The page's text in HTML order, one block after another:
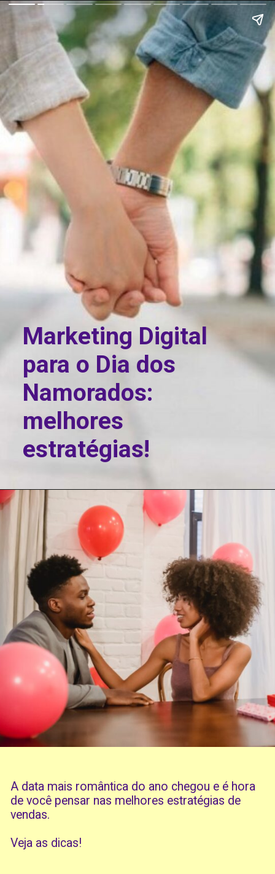
Marketing Digital
para o Dia dos
Namorados:
melhores
estratégias!
A data mais romântica do ano chegou e é hora
de você pensar nas melhores estratégias de
vendas.
Veja as dicas!